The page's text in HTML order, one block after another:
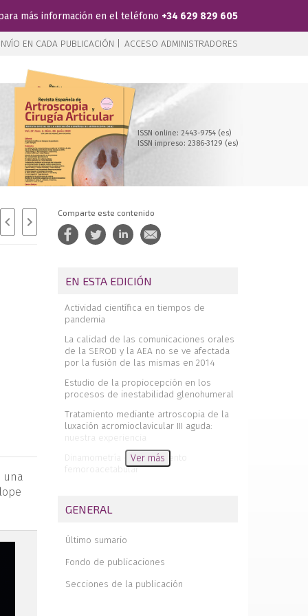
más información en el teléfono +34 629 829 605
EN CADA PUBLICACIÓN | ACCESO ADMINISTRADORES
ISSN online: 2443-9754 (es)
ISSN impreso: 2386-3129 (es)
una
Comparte este contenido
EN ESTA EDICIÓN
Actividad científica en tiempos de
pandemia
La calidad de las comunicaciones orales
de la SEROD y la AEA no se ve afectada
por la fusión de las mismas en 2014
Estudio de la propiocepción en los
procesos de inestabilidad glenohumeral
Tratamiento mediante artroscopia de la
luxación acromioclavicular III aguda:
nuestra experiencia
Dinamometría en pinzamiento
femoroacetabular
ácido tranexámico
Artroscopia de la primera articulación
metatarsofalángica en un caso de
osteocondritis postraumática
del manguito rotador
Ver más
GENERAL
Último sumario
Fondo de publicaciones
Secciones de la publicación